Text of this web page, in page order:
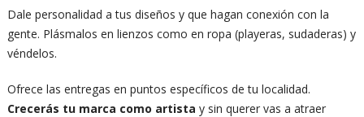
Dale personalidad a tus diseños y que hagan conexión con la
gente. Plásmalos en lienzos como en ropa (playeras, sudaderas) y
véndelos.
Ofrece las entregas en puntos específicos de tu localidad.
Crecerás tu marca como artista y sin querer vas a atraer